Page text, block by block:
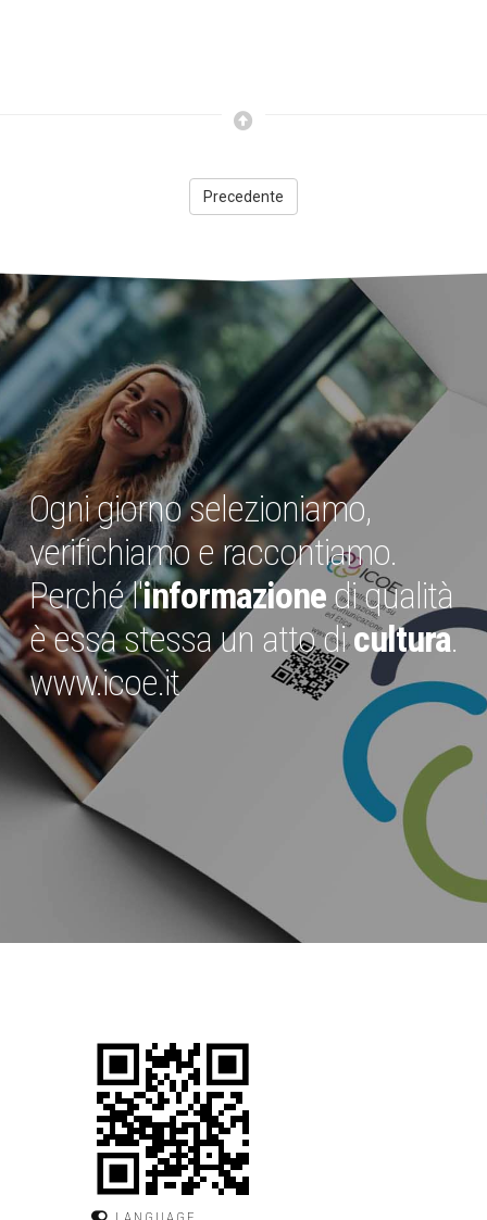
Precedente
Ogni giorno selezioniamo,
verifichiamo e raccontiamo.
Perché l'informazionedi qualità
è essa stessa un atto dicultura.
www.icoe.it